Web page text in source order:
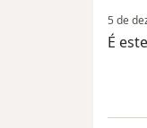
5 de
É